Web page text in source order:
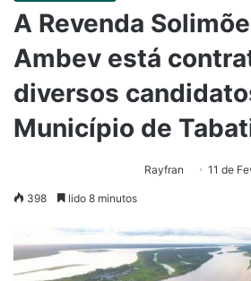
A Revenda
Ambev está
diversos
Município de
Rayfran 11 de
398 lido 8 minutos